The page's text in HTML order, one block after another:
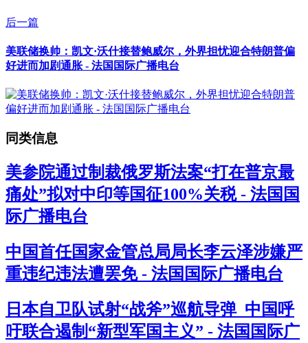
后一篇
美联储换帅：凯文·沃什接替鲍威尔，外界担忧迎合特朗普偏
好进而加剧通胀 - 法国国际广播电台
同类信息
美参院通过制裁俄罗斯法案“打在普京最
痛处”拟对中印等国征100%关税 - 法国国
际广播电台
中国首任国家金管总局局长李云泽涉嫌严
重违纪违法遭罢免 - 法国国际广播电台
日本自卫队试射“战斧”巡航导弹 中国呼
吁联合遏制“新型军国主义” - 法国国际广